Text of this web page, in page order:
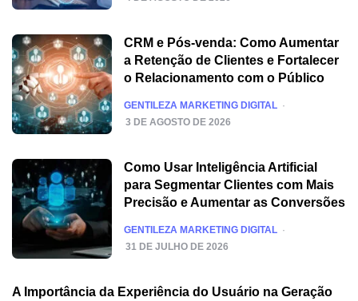
CRM e Pós-venda: Como Aumentar
a Retenção de Clientes e Fortalecer
o Relacionamento com o Público
POSTED
GENTILEZA MARKETING DIGITAL
3 DE AGOSTO DE 2026
Como Usar Inteligência Artificial
para Segmentar Clientes com Mais
Precisão e Aumentar as Conversões
POSTED
GENTILEZA MARKETING DIGITAL
31 DE JULHO DE 2026
A Importância da Experiência do Usuário na Geração